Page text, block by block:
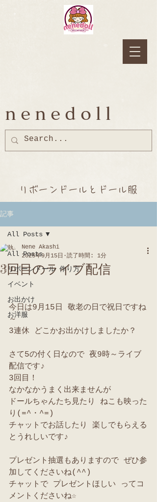
nenedoll
リボーンドールとドール服
記事
All Posts
リボーンドール 作り方
イベント
お出かけ
お洋服
All Posts
3回目のライブ配信
Nene Akashi
2025年9月15日
読了時間: 1分
今日は9月15日 敬老の日で祝日ですね
～
3連休 どこかお出かけしましたか？
さて5の付く日なので 夜9時～ライブ
配信です♪
3回目！
なかなかうまく出来ませんが
ドールちゃんたち見たり ねこも映った
り(=^・^=)
チャットでお話したり 楽しでもらえる
とうれしいです♪
プレゼント抽選もありますので ぜひ参
加してくださいね(^^)
チャットで プレゼントほしい ってコ
メントくださいね☆